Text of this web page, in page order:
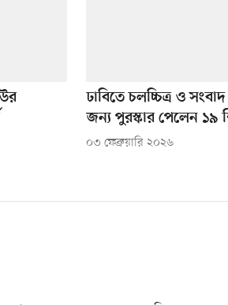
ঢাবিতে চলচ্চিত্র ও
জন্য পুরস্কার পেলেন ১৯
০৩ ফেব্রুয়ারি ২০২৬